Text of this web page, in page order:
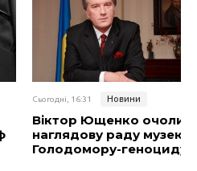
Сьогодні, 16:31 Новини
Віктор Ющенко очолив
наглядову раду музею
Голодомору-геноциду